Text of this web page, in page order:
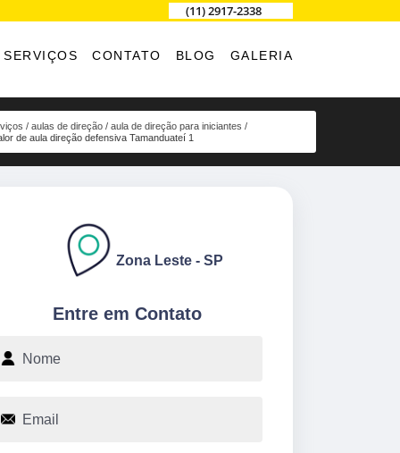
(11) 2917-2338
SERVIÇOS CONTATO BLOG GALERIA
aulas de direção
aula de direção para iniciantes
de aula direção defensiva Tamanduateí 1
Entre em Contato
Zona Leste - SP